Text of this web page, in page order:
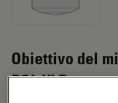
Obiettivo del
POL XLR